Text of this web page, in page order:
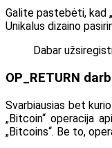
Galite pastebėti, kad
Unikalus dizaino
Dabar
OP_RETURN
Svarbiausias bet
„Bitcoin“ operacija
„Bitcoins“. Be to,